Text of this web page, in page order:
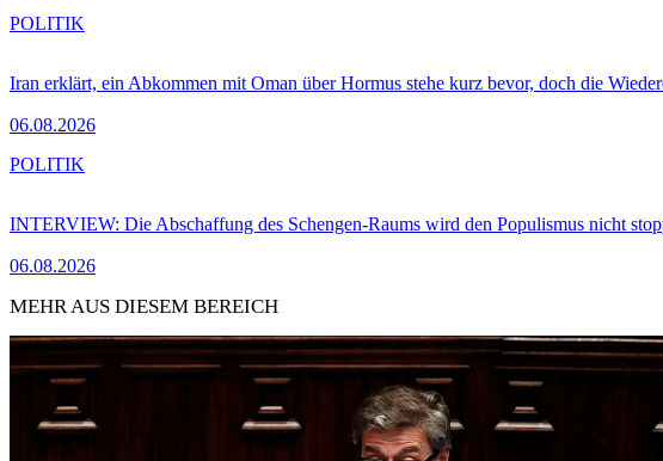
Iran erklärt, ein Abkommen mit Oman über Hormus stehe kurz bevor, doch die
06.08.2026
POLITIK
INTERVIEW: Die Abschaffung des Schengen-Raums wird den Populismus nicht
06.08.2026
POLITIK
MEHR AUS DIESEM BEREICH